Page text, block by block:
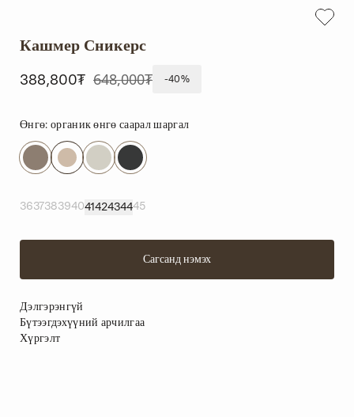
Кашмер Сникерс
388,800₮ 648,000₮ -40%
Өнгө: органик өнгө саарал шаргал
36373839404142434445
Сагсанд нэмэх
Дэлгэрэнгүй
Бүтээгдэхүүний арчилгаа
Хүргэлт